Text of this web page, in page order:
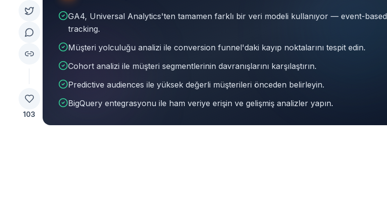
103
GA4, Universal Analytics'ten tamamen farklı bir veri modeli kullanıyor — event-based
tracking.
Müşteri yolculuğu analizi ile conversion funnel'daki kayıp noktalarını tespit edin.
Cohort analizi ile müşteri segmentlerinin davranışlarını karşılaştırın.
Predictive audiences ile yüksek değerli müşterileri önceden belirleyin.
BigQuery entegrasyonu ile ham veriye erişin ve gelişmiş analizler yapın.